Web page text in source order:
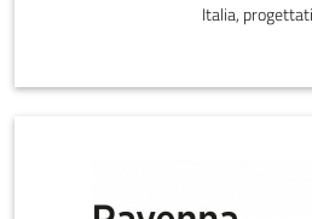
Italia,